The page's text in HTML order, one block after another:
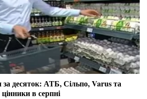
за десяток: АТБ, Сільпо, Varus та
в серпні